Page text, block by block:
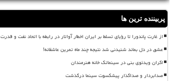
پربیننده ترین ها
از غارت پاندورا تا رؤیای تسلط بر ایران اخطار آواتار در رابطه با اتحاد نفت و قدرت
عشق در دل بماند شنیدنی شد نتیجه چند ماه تمرین عاشقانه!
اکران ویدئوی بنی در سینماتک خانه هنرمندان
صدابردار و صداگذار پیشکسوت سینما درگذشت